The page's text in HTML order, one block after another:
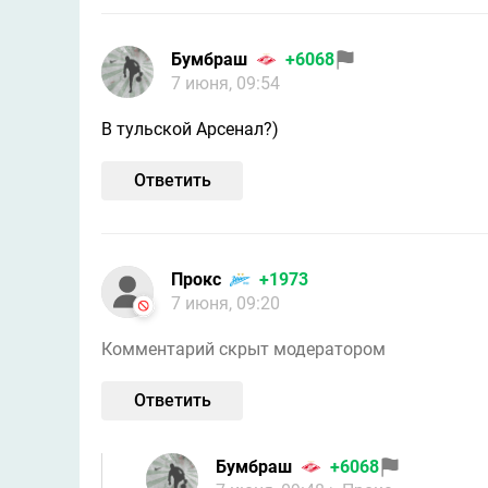
Бумбраш
+6068
7 июня, 09:54
В тульской Арсенал?)
Ответить
Прокс
+1973
7 июня, 09:20
Комментарий скрыт модератором
Ответить
Бумбраш
+6068